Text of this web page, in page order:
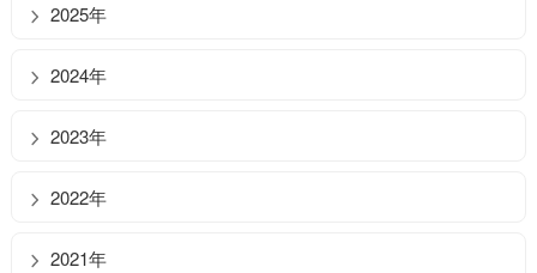
2025年
2024年
2023年
2022年
2021年